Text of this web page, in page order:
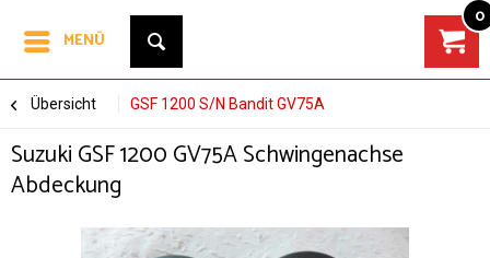
MENÜ
0
Übersicht GSF 1200 S/N Bandit GV75A
Suzuki GSF 1200 GV75A Schwingenachse
Abdeckung